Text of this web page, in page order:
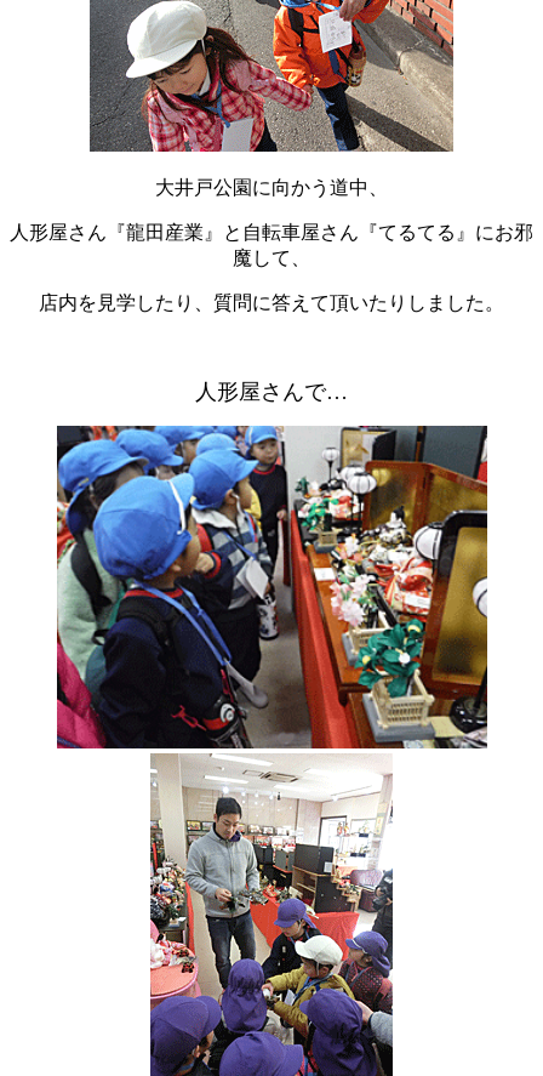
大井戸公園に向かう道中、
人形屋さん『龍田産業』と自転車屋さん『てるてる』にお邪
魔して、
店内を見学したり、質問に答えて頂いたりしました。
人形屋さんで…